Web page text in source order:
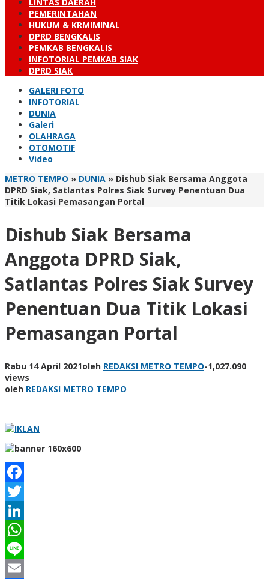
PEMERINTAHAN
HUKUM & KRMIMINAL
DPRD BENGKALIS
PEMKAB BENGKALIS
INFOTORIAL PEMKAB SIAK
DPRD SIAK
GALERI FOTO
INFOTORIAL
DUNIA
Galeri
OLAHRAGA
OTOMOTIF
Video
METRO TEMPO » DUNIA » Dishub Siak Bersama Anggota
DPRD Siak, Satlantas Polres Siak Survey Penentuan Dua
Titik Lokasi Pemasangan Portal
Dishub Siak Bersama
Anggota DPRD Siak,
Satlantas Polres Siak Survey
Penentuan Dua Titik Lokasi
Pemasangan Portal
Rabu 14 April 2021oleh REDAKSI METRO TEMPO-1,027.090
views
oleh REDAKSI METRO TEMPO
Facebook
Twitter
LinkedIn
WhatsApp
Line